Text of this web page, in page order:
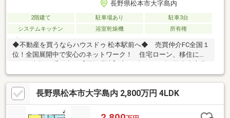
長野県松本市大字島内
2階建て 駐車場あり
駐車3台
システムキッチン
浴室乾燥機 所有権
◆不動産を買うならハウスドゥ 松本駅前へ◆ 売買仲介FC全国１
位！全国展開中で安心のネットワーク！ 住宅ローン、移住に関
店 徒歩8分(約640m)◆松本市小宮保育園 徒歩14分(約
1060m)◆アメリカンドラッグ梓川店 徒歩29分(約2310m)◆松本
大学 徒歩30分(約2350m)◆デリシア梓川店 徒歩38分(約
2980m)【注目POINT】◆屋上テラス◆駐車3台以上可お問合せは
こちらまで ハウスドゥ松本駅前 【 TEL ： 0263-31-3517 】
長野県松本市大字島内 2,800万円 4LDK